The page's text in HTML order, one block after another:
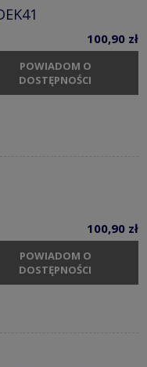
100,90 zł
POWIADOM O
DOSTĘPNOŚCI
100,90 zł
POWIADOM O
DOSTĘPNOŚCI